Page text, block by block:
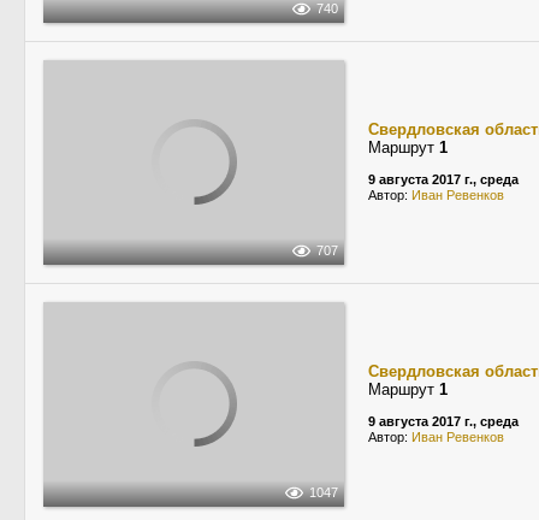
740
707
Свердловская
Маршрут 1
9 августа 2017 г., среда
Автор: Иван Ревенков
1047
Свердловская
Маршрут 1
9 августа 2017 г., среда
Автор: Иван Ревенков